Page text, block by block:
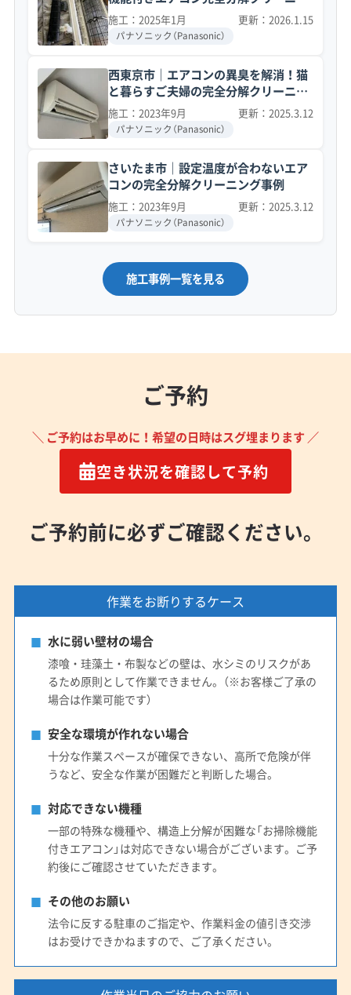
グ事例
施工：2025年1月 更新：2026.1.15
パナソニック（Panasonic）
西東京市｜エアコンの異臭を解消！猫
と暮らすご夫婦の完全分解クリーニン
グ事例
施工：2023年9月 更新：2025.3.12
パナソニック（Panasonic）
さいたま市｜設定温度が合わないエア
コンの完全分解クリーニング事例
施工：2023年9月 更新：2025.3.12
パナソニック（Panasonic）
施工事例一覧を見る
ご予約
＼ ご予約はお早めに！希望の日時はスグ埋まります ／
空き状況を確認して予約
ご予約前に必ずご確認ください。
作業をお断りするケース
水に弱い壁材の場合
漆喰・珪藻土・布製などの壁は、水シミのリスクがあ
るため原則として作業できません。（※お客様ご了承の
場合は作業可能です）
安全な環境が作れない場合
十分な作業スペースが確保できない、高所で危険が伴
うなど、安全な作業が困難だと判断した場合。
対応できない機種
一部の特殊な機種や、構造上分解が困難な「お掃除機能
付きエアコン」は対応できない場合がございます。ご予
約後にご確認させていただきます。
その他のお願い
法令に反する駐車のご指定や、作業料金の値引き交渉
はお受けできかねますので、ご了承ください。